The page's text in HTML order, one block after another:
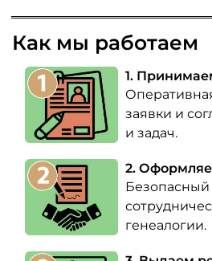
Как мы работаем
1.
заявки и
и задач.
2.
Безопасный
генеалогии.